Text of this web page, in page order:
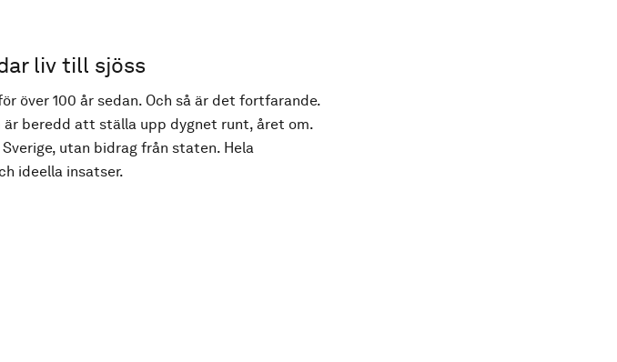
liv till sjöss
över 100 år sedan. Och så är det fortfarande.
beredd att ställa upp dygnet runt, året om.
utan bidrag från staten. Hela
ideella insatser.